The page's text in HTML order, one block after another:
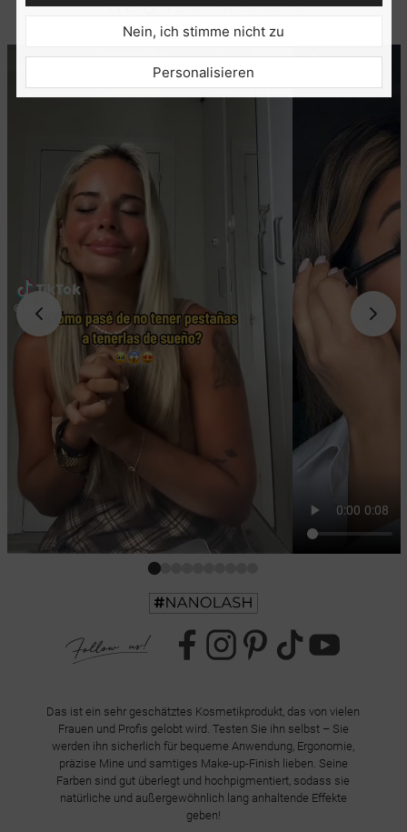
Das ist ein sehr geschätztes Kosmetikprodukt, das von vielen
Frauen und Profis gelobt wird. Testen Sie ihn selbst – Sie
werden ihn sicherlich für bequeme Anwendung, Ergonomie,
präzise Mine und samtiges Make-up-Finish lieben. Seine
Farben sind gut überlegt und hochpigmentiert, sodass sie
natürliche und außergewöhnlich lang anhaltende Effekte
geben!
Nein, ich stimme nicht zu
Personalisieren